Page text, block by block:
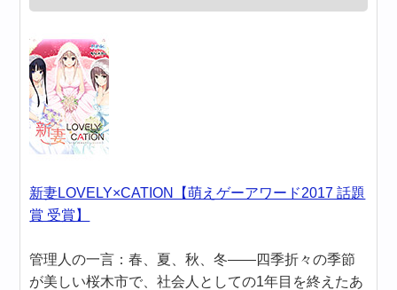
新妻LOVELY×CATION【萌えゲーアワード2017 話題
賞 受賞】
管理人の一言：春、夏、秋、冬――四季折々の季節
が美しい桜木市で、社会人としての1年目を終えたあ